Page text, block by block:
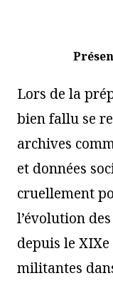
Lors de la
bien fallu se
archives
et données
cruellement
l’évolution
depuis le
militantes